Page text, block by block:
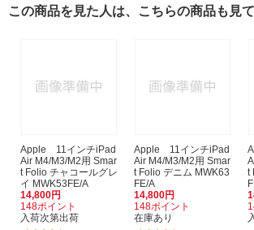
この商品を見た人は、こちらの商品も見
Apple 11インチiPad
Air M4/M3/M2用 Smar
t Folio チャコールグレ
イ MWK53FE/A
14,800円
148ポイント
入荷次第出荷
Apple 11インチiPad
Air M4/M3/M2用 Smar
t Folio デニム MWK63
FE/A
14,800円
148ポイント
在庫あり
t